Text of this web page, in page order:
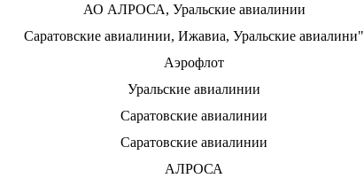
АО АЛРОСА, Уральские авиалинии
Саратовские авиалинии, Ижавиа, Уральские авиалини"
Аэрофлот
Уральские авиалинии
Саратовские авиалинии
Саратовские авиалинии
АЛРОСА